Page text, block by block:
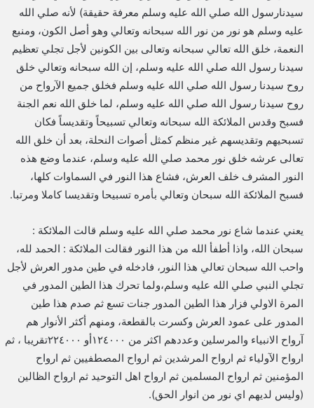
سيدنارسول الله صلي الله عليه وسلم معرفة حقيقة) لأنه صلي الله
عليه وسلم هو نور من نور الله سبحانه وتعالي وهو أصل الكون، ومنبع
النعمة، خلق الله تعالي سبحانه وتعالى بين الكونين لأجل تجلي تعظيم
سيدنا رسول الله صلي الله عليه وسلم، إن الله سبحانه وتعالي خلق
روح سيدنا رسول الله صلي الله عليه وسلم فخلق جميع الآرواح من
روح سيدنا رسول الله صلي الله عليه وسلم، لما خلق الله نعم الجنة
فسبح وقدس الملائكة الله سبحانه وتعالي تسبيحاً وتقديساً فكان
تسبحيهم وتقديسهم غير منظم كمثل أصوات النحلة، بعد أن خلق الله
تعالى عرشه خلق نور محمد صلي الله عليه وسلم، عندما وضع هذه
النور المشرف خلف العرش، فشاع هذا النور في السماوات كلها،
فسبح الملائكة الله سبحان وتعالي بأمره تسبيحا وتقديسا كاملا ومرتبا.
يعني عندما شاع نور محمد صلي الله عليه وسلم قالت الملائكة :
سبحان الله، واذا أطفأ الله من هذا النور فقالت الملائكة : الحمد لله،
واحب الله سبحان تعالي هذا النور، فادخله في طين مدور العرش لأجل
تجلي النبي صلي الله عليه وسلم،ولما تحرك هذا الطين المدور في
المرة الاولي فزار هذا الطين المدور جنات تسع ثم صدم هذا طين
المدور على عمود العرش وكسرت بالقطعة، ومنهم أكثر الأنوار هم
آرواح الانبياء والمرسلين وعددهم اكثر من ١٢٤٠٠٠أو ٢٢٤٠٠٠تقريبا ، ثم
ارواح الآولياء ثم ارواح المرشدين ثم ارواح المصطفيين ثم ارواح
المؤمنين ثم ارواح المسلمين ثم ارواح اهل التوحيد ثم ارواح الظالين
(وليس لديهم اي نور من انوار الحق).